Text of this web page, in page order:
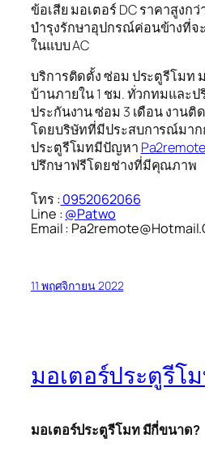
ข้อเสีย มอเตอร์ DC ราคาสูงก
บำรุงรักษาอุปกรณ์ค่อนข้างที่จ
ในแบบ AC
บริการติดตั้ง ซ่อม ประตูรีโมท
บ้านภายใน 1 ชม. ทั่วกทมและ
ประกันงาน ซ่อม 3 เดือน งานติด
โดยบริษัทที่มีประสบการณ์มาก
ประตูรีโมทมีปัญหา
ปรึกษาฟรีโดยช่างที่มีคุณภาพ
โทร :0952062066
Line :@Patwo
Email :
11 พฤศจิกายน 2022
มอเตอร์ประตูรีโ
มอเตอร์ประตูรีโมท มีกี่ขนาด?